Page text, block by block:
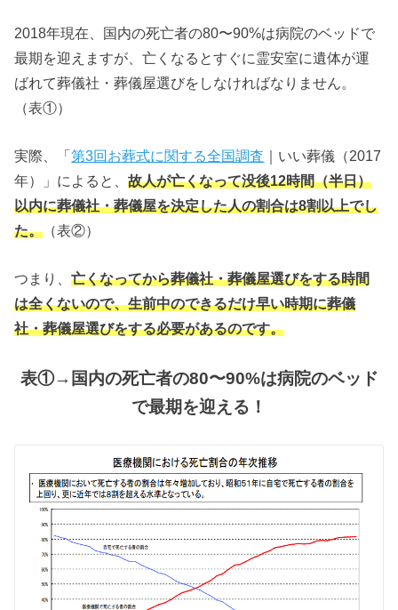
2018年現在、国内の死亡者の80〜90%は病院のベッドで
最期を迎えますが、亡くなるとすぐに霊安室に遺体が運
ばれて葬儀社・葬儀屋選びをしなければなりません。
（表①）
実際、「第3回お葬式に関する全国調査 ｜いい葬儀（2017
年）」によると、故人が亡くなって没後12時間（半日）
以内に葬儀社・葬儀屋を決定した人の割合は8割以上でし
た。 （表②）
つまり、亡くなってから葬儀社・葬儀屋選びをする時間
は全くないので、生前中のできるだけ早い時期に葬儀
社・葬儀屋選びをする必要があるのです。
表①→国内の死亡者の80〜90%は病院のベッド
で最期を迎える！